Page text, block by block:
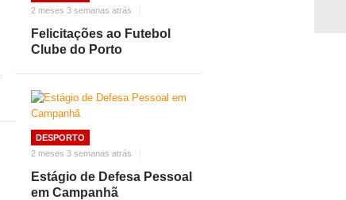
2 meses 3 semanas atrás
Felicitações ao Futebol
Clube do Porto
DESPORTO
2 meses 3 semanas atrás
Estágio de Defesa Pessoal
em Campanhã